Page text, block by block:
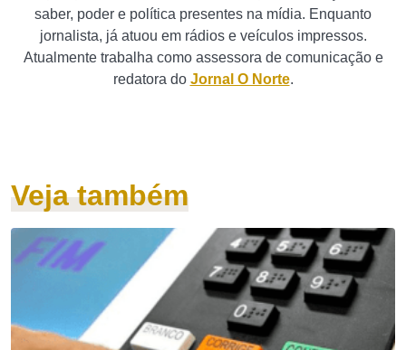
saber, poder e política presentes na mídia. Enquanto
jornalista, já atuou em rádios e veículos impressos.
Atualmente trabalha como assessora de comunicação e
redatora do Jornal O Norte.
Veja também